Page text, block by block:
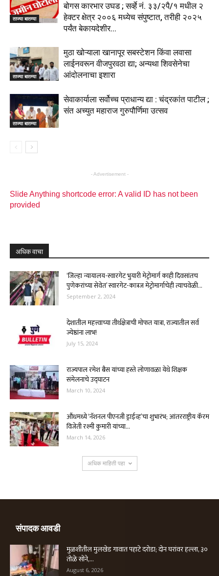
ताज्या बातम्या
बोगस कारभार उघड ; सर्व्हे नं. ३३/२पै/१ मधील २
हेक्टर क्षेत्र २००६ मध्येच संपुष्टात, तरीही २०२५
पर्यंत बेकायदेशीर...
ताज्या बातम्या
मुठा खोऱ्याला खानापूर सबस्टेशन किंवा लवासा
लाईनवरून वीजपुरवठा द्या; अन्यथा शिवसेनेचा
आंदोलनाचा इशारा
ताज्या बातम्या
सेवाकार्याला सर्वोच्च प्राधान्य द्या : चंद्रकांत पाटील ;
संत अच्युत महाराज गुरुपौर्णिमा उत्सव
- Advertisement -
Slide Anything shortcode error: A valid ID has not been
provided
अधिक वाचा
‘जिल्हा न्यायालय-स्वारगेट भुयारी मेट्रोमार्ग काही दिवसांतच
पुणेकरांच्या सेवेत’ स्वारगेट-कात्रज मेट्रोमार्गाचेही त्याचवेळी...
September 2, 2024
देशातील महत्त्वाच्या तीर्थक्षेत्राची मोफत यात्रा, राज्यातील सर्व
ज्येष्ठांना लाभ!
July 15, 2024
राज्यपाल रमेश बैस यांच्या हस्ते लोणावळा येथे शिक्षक
संमेलनाचे उद्घाटन
March 10, 2024
औंधमध्ये ‘नॅशनल पीएनजी ड्राईव्ह’चा शुभारंभ; आंतरराष्ट्रीय कॅरम
विजेती रश्मी कुमारी यांच्या...
March 14, 2026
अधिक माहिती पहा
संपादक आवडी
मुळशीतील मुलखेड गावात पहाटे दरोडा; दोन घरांवर हल्ला, ३०
तोळे सोने,...
August 6, 2026